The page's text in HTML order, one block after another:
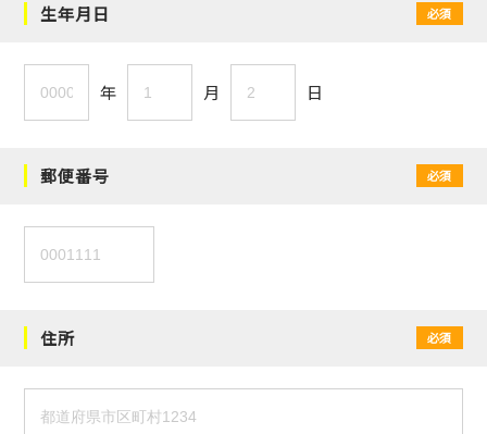
生年月日 必須
年 月 日
郵便番号 必須
住所 必須